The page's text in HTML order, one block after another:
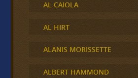
AL CAIOLA
AL HIRT
ALANIS MORISSETTE
ALBERT HAMMOND